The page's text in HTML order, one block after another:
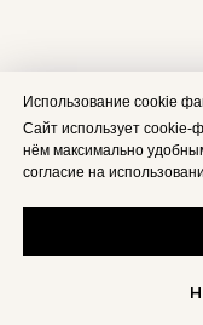
Использование cookie
Сайт использует
нём максимально
согласие на